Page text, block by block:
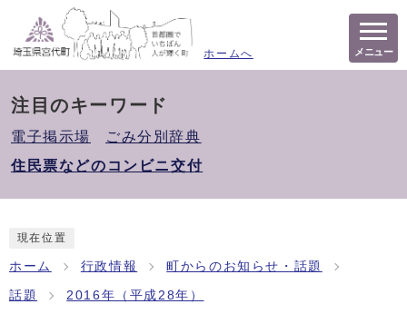
ホームへ メニュー
注目のキーワード
電子掲示場
ごみ分別辞典
住民票などのコンビニ交付
現在位置
ホーム 行政情報 町からのお知らせ・話題
話題 2016年（平成28年）